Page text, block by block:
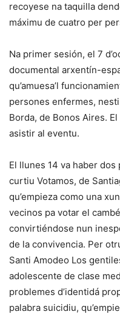
recoyese na taquilla
máximu de cuatro per
Na primer sesión, el 7
documental arxentín-
qu’amuesa’l
persones enfermes,
Borda, de Bonos Aires.
asistir al eventu.
El llunes 14 va haber
curtiu Votamos, de
qu’empieza como una
vecinos pa votar el
convirtiéndose nun
de la convivencia. Per
Santi Amodeo Los
adolescente de clase
problemes d’identidá
palabra suicidiu,